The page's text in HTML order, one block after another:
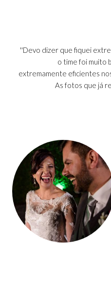
''Devo dizer que fiquei
o time foi muito
extremamente eficientes
As fotos que já